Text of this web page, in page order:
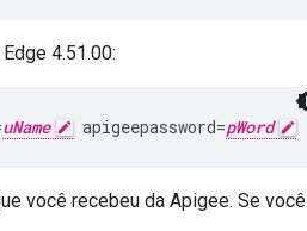
4.51.00:
uName apigeepassword=pWord
você recebeu da Apigee. Se você